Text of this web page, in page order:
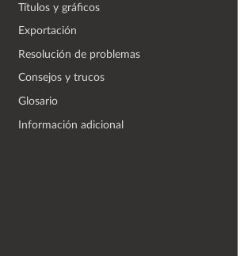
Títulos y gráficos
Exportación
Resolución de problemas
Consejos y trucos
Glosario
Información adicional